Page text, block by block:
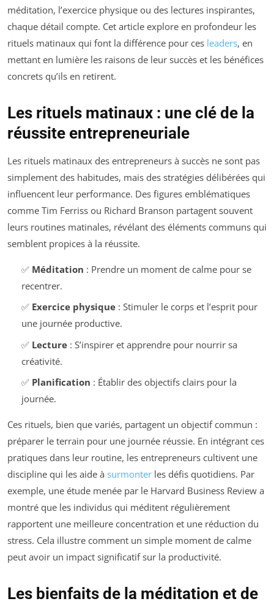
méditation, l’exercice physique ou des lectures inspirantes,
chaque détail compte. Cet article explore en profondeur les
rituels matinaux qui font la différence pour ces leaders, en
mettant en lumière les raisons de leur succès et les bénéfices
concrets qu’ils en retirent.
Les rituels matinaux : une clé de la
réussite entrepreneuriale
Les rituels matinaux des entrepreneurs à succès ne sont pas
simplement des habitudes, mais des stratégies délibérées qui
influencent leur performance. Des figures emblématiques
comme Tim Ferriss ou Richard Branson partagent souvent
leurs routines matinales, révélant des éléments communs qui
semblent propices à la réussite.
✅ Méditation : Prendre un moment de calme pour se
recentrer.
✅ Exercice physique: Stimuler le corps et l’esprit pour
une journée productive.
✅ Lecture: S’inspirer et apprendre pour nourrir sa
créativité.
✅ Planification : Établir des objectifs clairs pour la
journée.
Ces rituels, bien que variés, partagent un objectif commun :
préparer le terrain pour une journée réussie. En intégrant ces
pratiques dans leur routine, les entrepreneurs cultivent une
discipline qui les aide à surmonter les défis quotidiens. Par
exemple, une étude menée par le Harvard Business Review a
montré que les individus qui méditent régulièrement
rapportent une meilleure concentration et une réduction du
stress. Cela illustre comment un simple moment de calme
peut avoir un impact significatif sur la productivité.
Les bienfaits de la méditation et de